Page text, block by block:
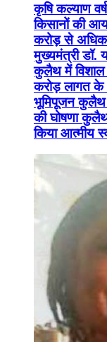
कृषि कल्याण
किसानों की
करोड़ से अधिक
मुख्यमंत्री डॉ.
कुलैथ में
करोड़ लागत के
भूमिपूजन कुलैथ
की घोषणा
किया आत्मीय